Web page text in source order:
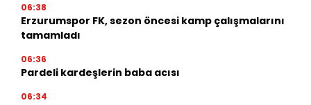
06:38
Erzurumspor FK, sezon öncesi kamp çalışmalarını
tamamladı
06:36
Pardeli kardeşlerin baba acısı
06:34